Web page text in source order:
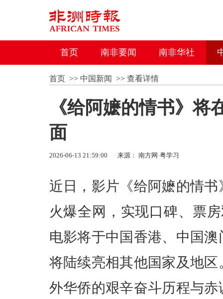
首页 南非要闻 南非华社
首页>> 中国新闻 >> 查看详情
《给阿嬷的情书》
面
2026-06-13 21:59:00 来源： 南方网·粤学习
近日，影片《给阿嬷的情
火爆全网，实现口碑、票
电影将于中国香港、中国
将陆续亮相其他国家及地
外华侨的艰辛奋斗历程与